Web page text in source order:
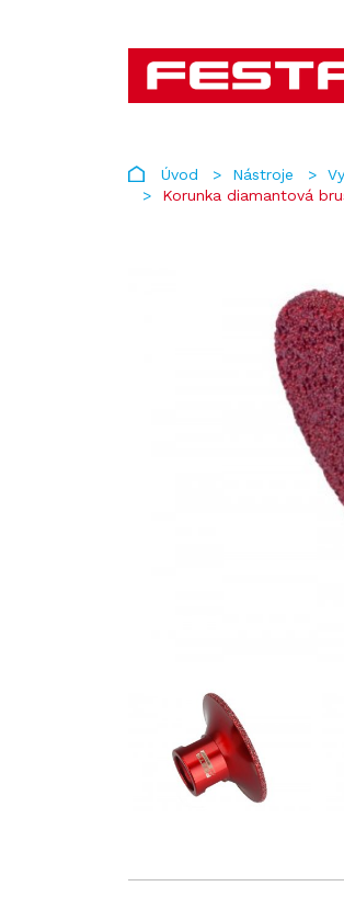
Úvod Nástroje
Korunka diamantová